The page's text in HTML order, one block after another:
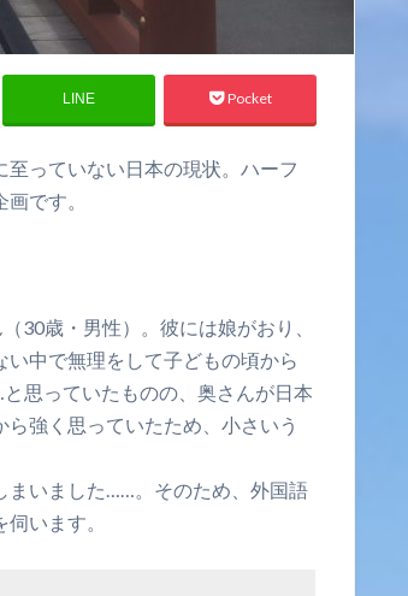
LINE Pocket
っていない日本の現状。ハーフ
です。
30歳・男性）。彼には娘がおり、
中で無理をして子どもの頃から
思っていたものの、奥さんが日本
強く思っていたため、小さいう
まいました……。そのため、外国語
います。